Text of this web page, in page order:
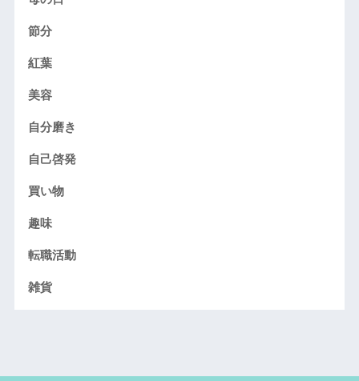
節分
紅葉
美容
自分磨き
自己啓発
買い物
趣味
転職活動
雑貨